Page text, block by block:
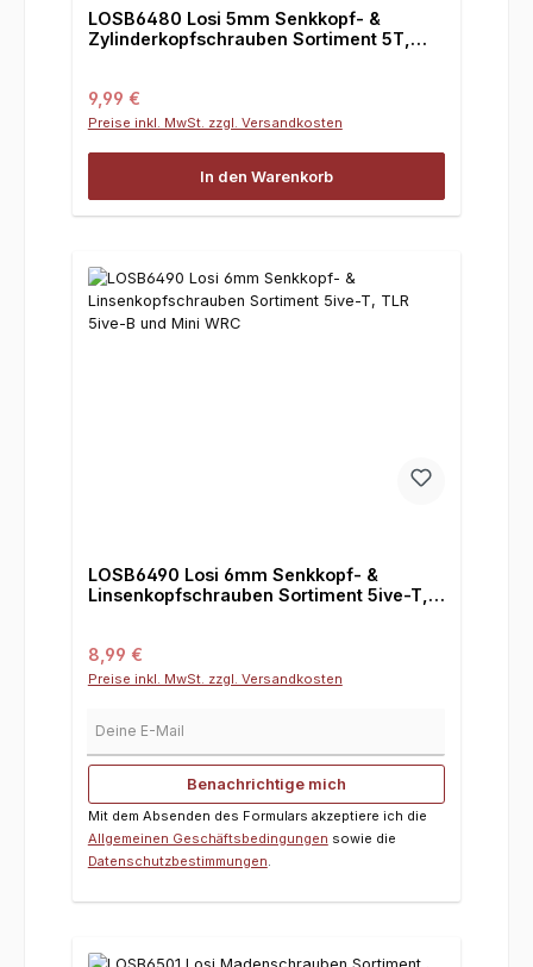
LOSB6480 Losi 5mm Senkkopf- &
Zylinderkopfschrauben Sortiment 5T,
Regulärer Preis:
9,99 €
Preise inkl. MwSt. zzgl. Versandkosten
In den Warenkorb
LOSB6490 Losi 6mm Senkkopf- &
Linsenkopfschrauben Sortiment 5ive-T,
Regulärer Preis:
8,99 €
Preise inkl. MwSt. zzgl. Versandkosten
Benachrichtige mich
Mit dem Absenden des Formulars akzeptiere ich die
Allgemeinen Geschäftsbedingungen sowie die
Datenschutzbestimmungen